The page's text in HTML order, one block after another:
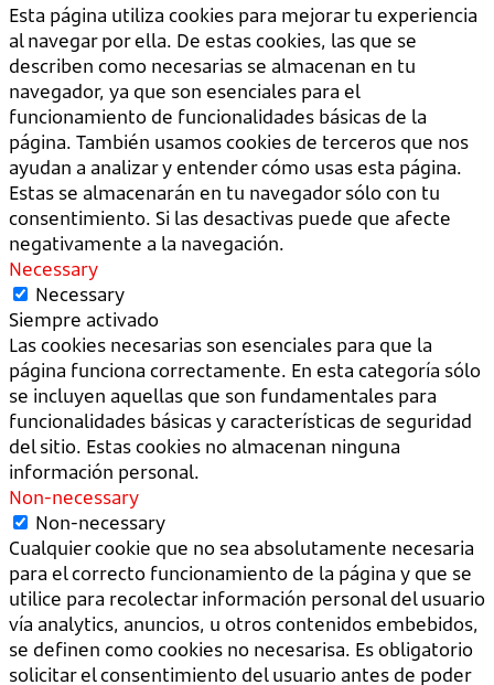
Esta página utiliza cookies para mejorar tu experiencia
al navegar por ella. De estas cookies, las que se
describen como necesarias se almacenan en tu
navegador, ya que son esenciales para el
funcionamiento de funcionalidades básicas de la
página. También usamos cookies de terceros que nos
ayudan a analizar y entender cómo usas esta página.
Estas se almacenarán en tu navegador sólo con tu
consentimiento. Si las desactivas puede que afecte
negativamente a la navegación.
Necessary
Necessary
Siempre activado
Las cookies necesarias son esenciales para que la
página funciona correctamente. En esta categoría sólo
se incluyen aquellas que son fundamentales para
funcionalidades básicas y características de seguridad
del sitio. Estas cookies no almacenan ninguna
información personal.
Non-necessary
Non-necessary
Cualquier cookie que no sea absolutamente necesaria
para el correcto funcionamiento de la página y que se
utilice para recolectar información personal del usuario
vía analytics, anuncios, u otros contenidos embebidos,
se definen como cookies no necesarisa. Es obligatorio
solicitar el consentimiento del usuario antes de poder